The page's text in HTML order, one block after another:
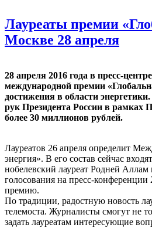
Лауреаты премии
Москве 28 апреля
28 апреля 2016 года в пресс-
международной премии
достижения в области
рук Президента России в рамках
более 30 миллионов рублей.
Лауреатов 26 апреля определит
энергия». В его состав сейчас
нобелевский лауреат Родней
голосования на пресс-
премию.
По традиции, радостную новость
телемоста. Журналисты смогут не
задать лауреатам интересующие